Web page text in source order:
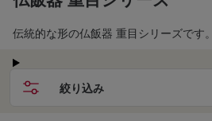
伝統的な形の仏飯器 重目シリーズです。
絞り込み